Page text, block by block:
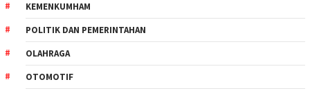
KEMENKUMHAM
POLITIK DAN PEMERINTAHAN
OLAHRAGA
OTOMOTIF